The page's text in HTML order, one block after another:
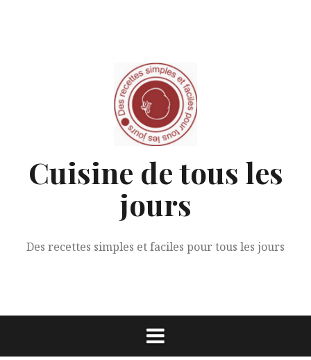
Cuisine de tous les
jours
Des recettes simples et faciles pour tous les jours